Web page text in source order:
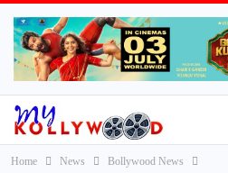
Home News Bollywood News